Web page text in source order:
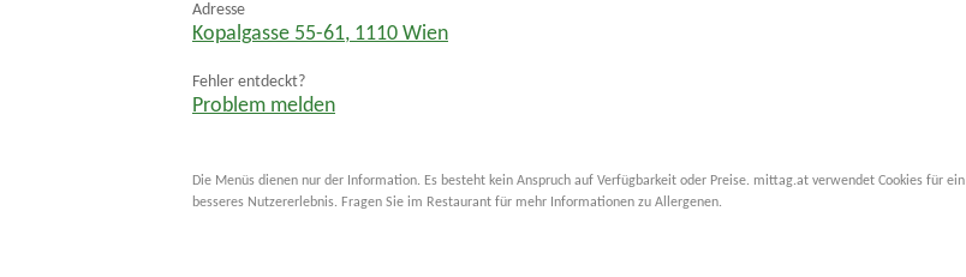
Adresse
Kopalgasse 55-61, 1110 Wien
Fehler entdeckt?
Problem melden
Die Menüs dienen nur der Information. Es besteht kein Anspruch auf Verfügbarkeit oder Preise. mittag.at verwendet Cookies für ein
besseres Nutzererlebnis. Fragen Sie im Restaurant für mehr Informationen zu Allergenen.